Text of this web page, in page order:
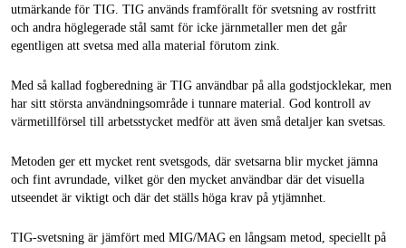
utmärkande för TIG. TIG används framförallt för svetsning av rostfritt
och andra höglegerade stål samt för icke järnmetaller men det går
egentligen att svetsa med alla material förutom zink.
Med så kallad fogberedning är TIG användbar på alla godstjocklekar, men
har sitt största användningsområde i tunnare material. God kontroll av
värmetillförsel till arbetsstycket medför att även små detaljer kan svetsas.
Metoden ger ett mycket rent svetsgods, där svetsarna blir mycket jämna
och fint avrundade, vilket gör den mycket användbar där det visuella
utseendet är viktigt och där det ställs höga krav på ytjämnhet.
TIG-svetsning är jämfört med MIG/MAG en långsam metod, speciellt på